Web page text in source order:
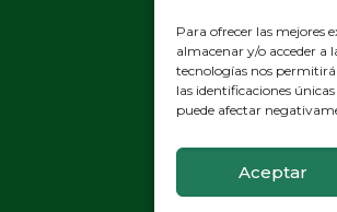
Para ofrecer las mejores
almacenar y/o acceder a
tecnologías nos
las identificaciones
puede afectar
Aceptar